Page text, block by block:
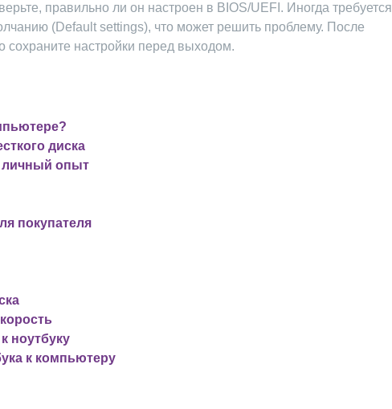
правильно ли он настроен в BIOS/UEFI. Иногда требуется
(Default settings), что может решить проблему. После
сохраните настройки перед выходом.
диска
личный опыт
покупателя
ноутбуку
к компьютеру